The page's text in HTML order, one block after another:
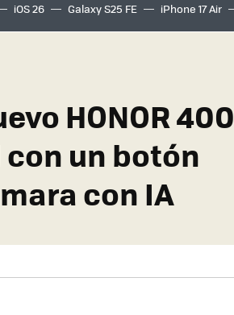
iOS 26 Galaxy S25 FE iPhone 17 Air
HONOR 400
un botón
con IA